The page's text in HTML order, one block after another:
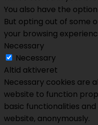
You also have the
But opting out of some
your browsing
Necessary
Necessary
Altid aktiveret
Necessary cookies are
website to function
basic functionalities
website, anonymously.